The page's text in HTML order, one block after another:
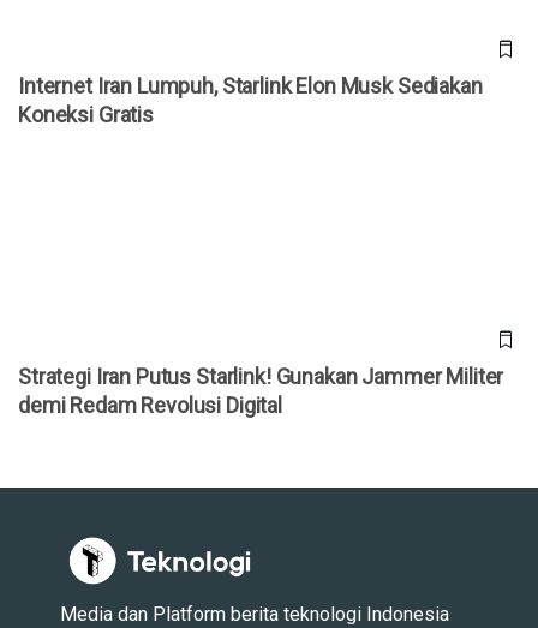
Internet Iran Lumpuh, Starlink Elon Musk Sediakan
Koneksi Gratis
Strategi Iran Putus Starlink! Gunakan Jammer Militer
demi Redam Revolusi Digital
Media dan Platform berita teknologi Indonesia